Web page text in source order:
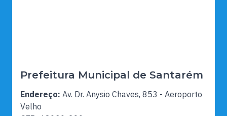
Prefeitura Municipal de Santarém
Endereço: Av. Dr. Anysio Chaves, 853 - Aeroporto
Velho